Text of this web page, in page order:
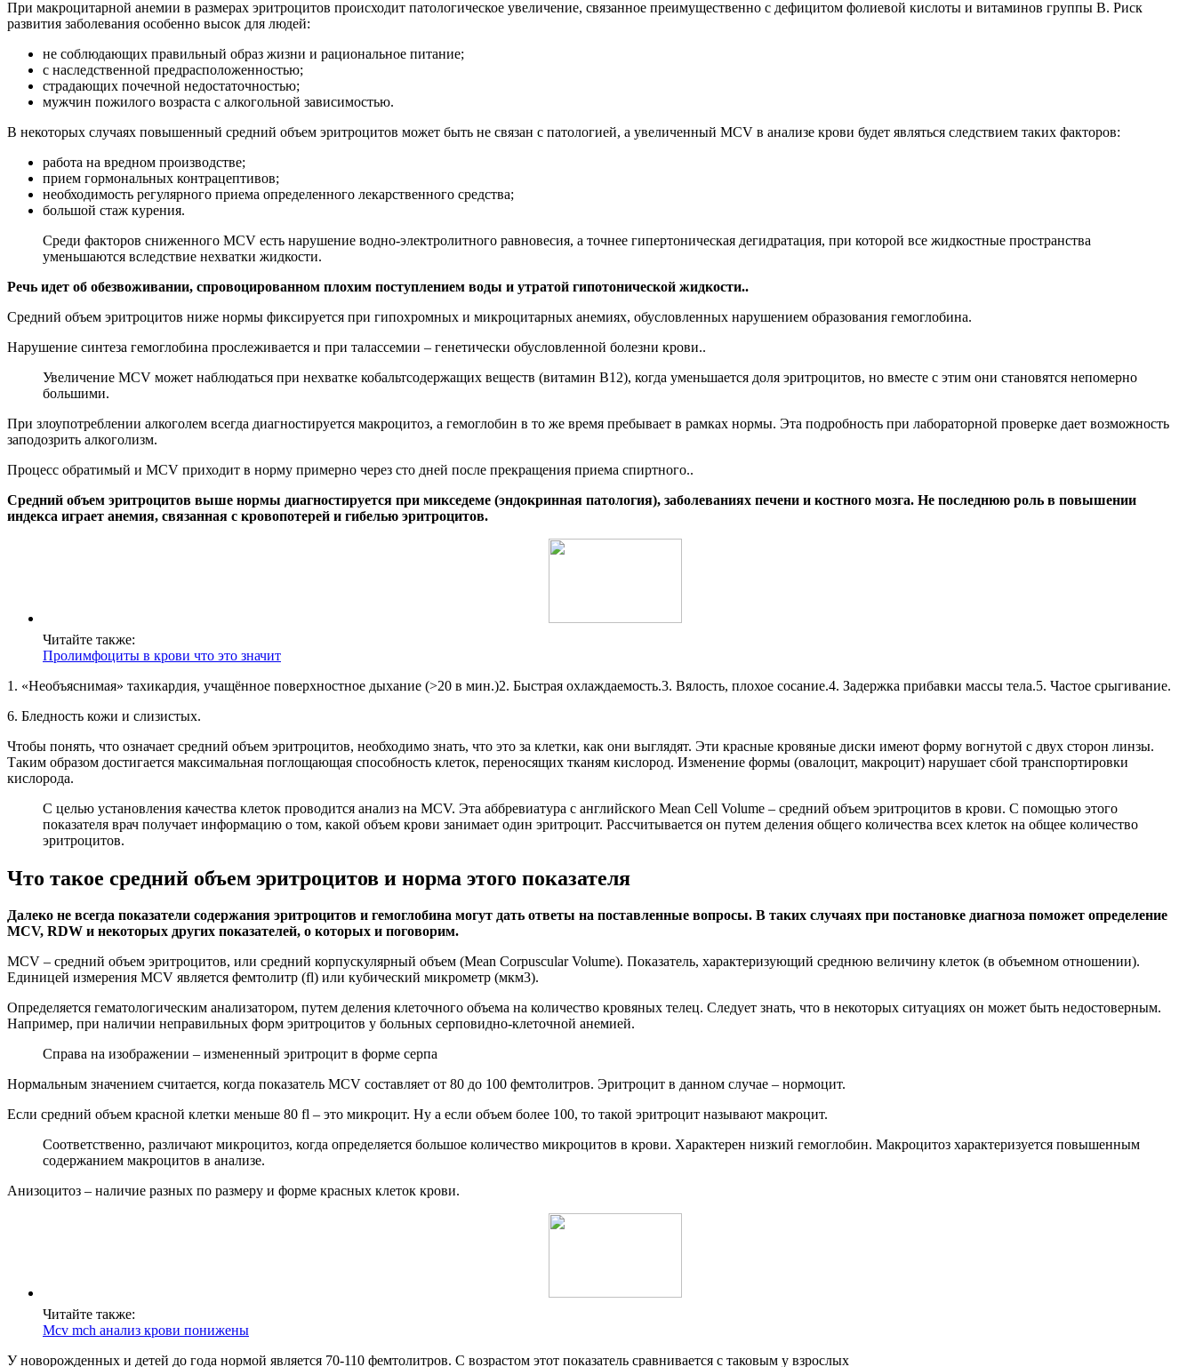
При макроцитарной анемии в размерах эритроцитов происходит патологическое увеличение, связанное преимущественно с дефицитом фолиевой кислоты и витаминов группы В. Риск
развития заболевания особенно высок для людей:
не соблюдающих правильный образ жизни и рациональное питание;
с наследственной предрасположенностью;
страдающих почечной недостаточностью;
мужчин пожилого возраста с алкогольной зависимостью.
В некоторых случаях повышенный средний объем эритроцитов может быть не связан с патологией, а увеличенный MCV в анализе крови будет являться следствием таких факторов:
работа на вредном производстве;
прием гормональных контрацептивов;
необходимость регулярного приема определенного лекарственного средства;
большой стаж курения.
Среди факторов сниженного MCV есть нарушение водно-электролитного равновесия, а точнее гипертоническая дегидратация, при которой все жидкостные пространства
уменьшаются вследствие нехватки жидкости.
Речь идет об обезвоживании, спровоцированном плохим поступлением воды и утратой гипотонической жидкости..
Средний объем эритроцитов ниже нормы фиксируется при гипохромных и микроцитарных анемиях, обусловленных нарушением образования гемоглобина.
Нарушение синтеза гемоглобина прослеживается и при талассемии – генетически обусловленной болезни крови..
Увеличение MCV может наблюдаться при нехватке кобальтсодержащих веществ (витамин В12), когда уменьшается доля эритроцитов, но вместе с этим они становятся непомерно
большими.
При злоупотреблении алкоголем всегда диагностируется макроцитоз, а гемоглобин в то же время пребывает в рамках нормы. Эта подробность при лабораторной проверке дает возможность
заподозрить алкоголизм.
Процесс обратимый и MCV приходит в норму примерно через сто дней после прекращения приема спиртного..
Средний объем эритроцитов выше нормы диагностируется при микседеме (эндокринная патология), заболеваниях печени и костного мозга. Не последнюю роль в повышении
индекса играет анемия, связанная с кровопотерей и гибелью эритроцитов.
Читайте также:
Пролимфоциты в крови что это значит
1. «Необъяснимая» тахикардия, учащённое поверхностное дыхание (>20 в мин.)2. Быстрая охлаждаемость.3. Вялость, плохое сосание.4. Задержка прибавки массы тела.5. Частое срыгивание.
6. Бледность кожи и слизистых.
Чтобы понять, что означает средний объем эритроцитов, необходимо знать, что это за клетки, как они выглядят. Эти красные кровяные диски имеют форму вогнутой с двух сторон линзы.
Таким образом достигается максимальная поглощающая способность клеток, переносящих тканям кислород. Изменение формы (овалоцит, макроцит) нарушает сбой транспортировки
кислорода.
С целью установления качества клеток проводится анализ на MCV. Эта аббревиатура с английского Mean Cell Volume – средний объем эритроцитов в крови. С помощью этого
показателя врач получает информацию о том, какой объем крови занимает один эритроцит. Рассчитывается он путем деления общего количества всех клеток на общее количество
эритроцитов.
Что такое средний объем эритроцитов и норма этого показателя
Далеко не всегда показатели содержания эритроцитов и гемоглобина могут дать ответы на поставленные вопросы. В таких случаях при постановке диагноза поможет определение
MCV, RDW и некоторых других показателей, о которых и поговорим.
MCV – средний объем эритроцитов, или средний корпускулярный объем (Mean Corpuscular Volume). Показатель, характеризующий среднюю величину клеток (в объемном отношении).
Единицей измерения MCV является фемтолитр (fl) или кубический микрометр (мкм3).
Определяется гематологическим анализатором, путем деления клеточного объема на количество кровяных телец. Следует знать, что в некоторых ситуациях он может быть недостоверным.
Например, при наличии неправильных форм эритроцитов у больных серповидно-клеточной анемией.
Справа на изображении – измененный эритроцит в форме серпа
Нормальным значением считается, когда показатель MCV составляет от 80 до 100 фемтолитров. Эритроцит в данном случае – нормоцит.
Если средний объем красной клетки меньше 80 fl – это микроцит. Ну а если объем более 100, то такой эритроцит называют макроцит.
Соответственно, различают микроцитоз, когда определяется большое количество микроцитов в крови. Характерен низкий гемоглобин. Макроцитоз характеризуется повышенным
содержанием макроцитов в анализе.
Анизоцитоз – наличие разных по размеру и форме красных клеток крови.
Читайте также:
Mcv mch анализ крови понижены
У новорожденных и детей до года нормой является 70-110 фемтолитров. С возрастом этот показатель сравнивается с таковым у взрослых